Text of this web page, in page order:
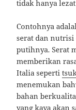
tidak hanya
Contohnya
serat dan
putihnya. Serat
memberikan
Italia seperti
menemukan
bahan
yang kaya akan